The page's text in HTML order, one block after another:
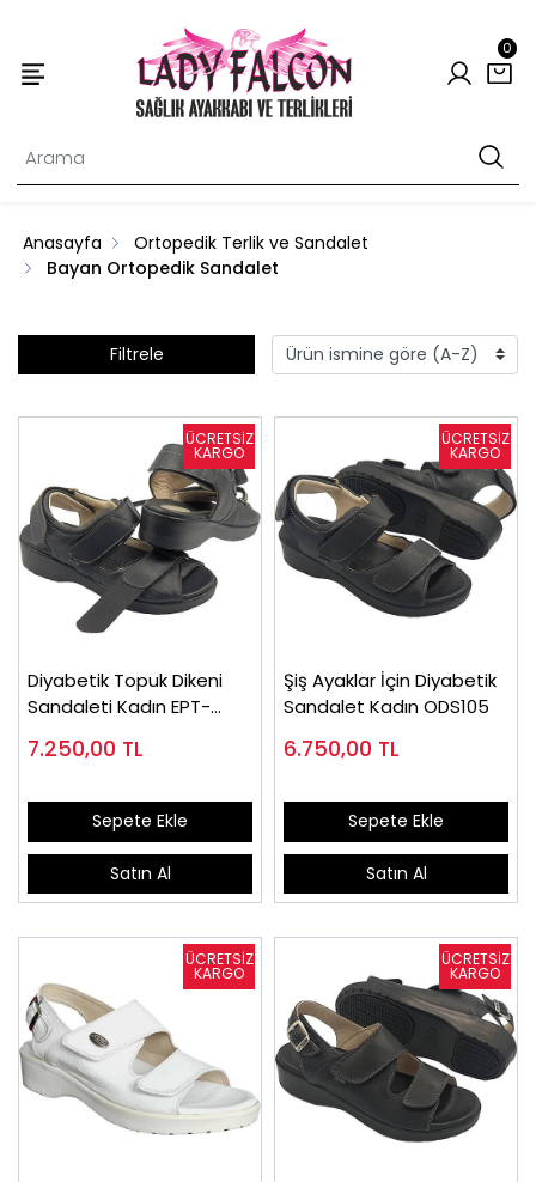
0
Anasayfa
Ortopedik Terlik ve Sandalet
Bayan Ortopedik Sandalet
Filtrele
Diyabetik Topuk Dikeni
Sandaleti Kadın EPT-
7.250,00 TL
Sepete Ekle
Satın Al
Şiş Ayaklar İçin Diyabetik
Sandalet Kadın ODS105
6.750,00 TL
Sepete Ekle
Satın Al